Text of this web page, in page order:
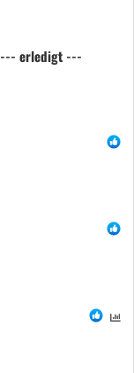
--- erledigt ---